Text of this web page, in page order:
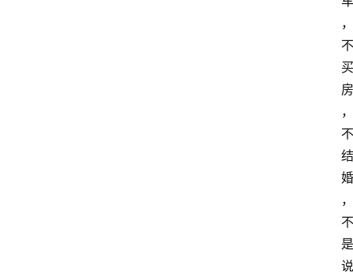
，
不
买
房
，
不
结
婚
，
不
是
说